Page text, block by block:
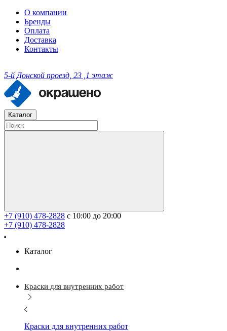
О компании
Бренды
Оплата
Доставка
Контакты
5-й Донской проезд, 23 ,1 этаж
Каталог
+7 (910) 478-2828 с 10:00 до 20:00
+7 (910) 478-2828
Каталог
Краски для внутренних работ
Краски для внутренних работ